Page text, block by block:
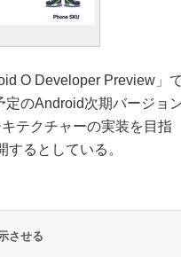
O Developer Preview」
のAndroid次期バージョ
テクチャーの実装を目指
るとしている。
させる